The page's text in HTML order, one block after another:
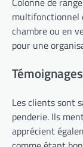
multifonctionnel
chambre ou en
pour une
Les clients sont
penderie. Ils
apprécient